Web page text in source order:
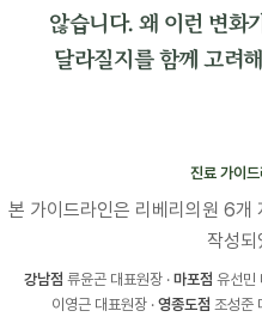
않습니다. 왜 이런 변화
달라질지를 함께 고려
진료 가이
본 가이드라인은 리베리의원 6개
작성
강남점 류윤곤 대표원장 · 마포점 유선민
이영근 대표원장 · 영종도점 조성준